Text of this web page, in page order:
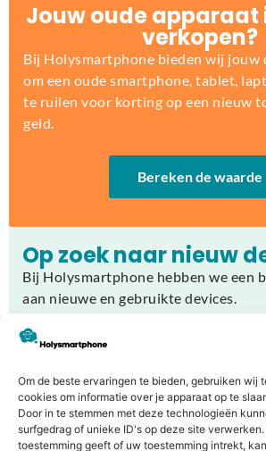
Om de beste ervaringen te bieden, gebruiken wij
cookies om informatie over je apparaat op te
Door in te stemmen met deze technologieën
surfgedrag of unieke ID's op deze site
toestemming geeft of uw toestemming intrekt,
Jouw oude apparaat
verkopen?
Bij Holysmartphone bieden wij jouw
om een oude smartphone, tablet,
te ruilen voor korting op een nieuw
geld.
Bereken de waarde
Op zoek naar nieuw
Bij Holysmartphone hebben we een
aan nieuwe en gebruikte devices.